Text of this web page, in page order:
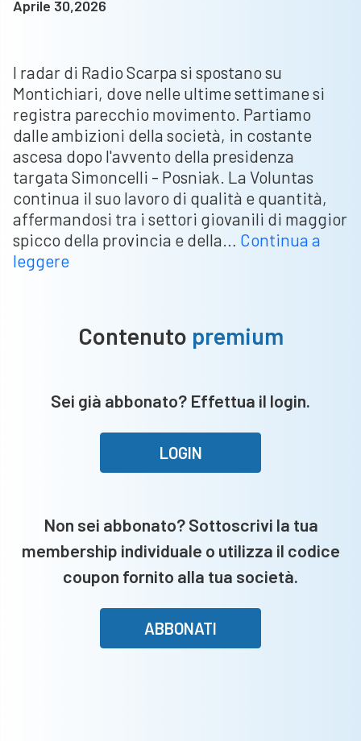
Aprile 30,2026
I radar di Radio Scarpa si spostano su
Montichiari, dove nelle ultime settimane si
registra parecchio movimento. Partiamo
dalle ambizioni della società, in costante
ascesa dopo l'avvento della presidenza
targata Simoncelli - Posniak. La Voluntas
continua il suo lavoro di qualità e quantità,
affermandosi tra i settori giovanili di maggior
spicco della provincia e della… Continua a
leggereRadio
Voluntas
diventare
fretta.
anche
un
incontro
secret
Contenuto premium
Sei già abbonato? Effettua il login.
LOGIN
Non sei abbonato? Sottoscrivi la tua
membership individuale o utilizza il codice
coupon fornito alla tua società.
ABBONATI